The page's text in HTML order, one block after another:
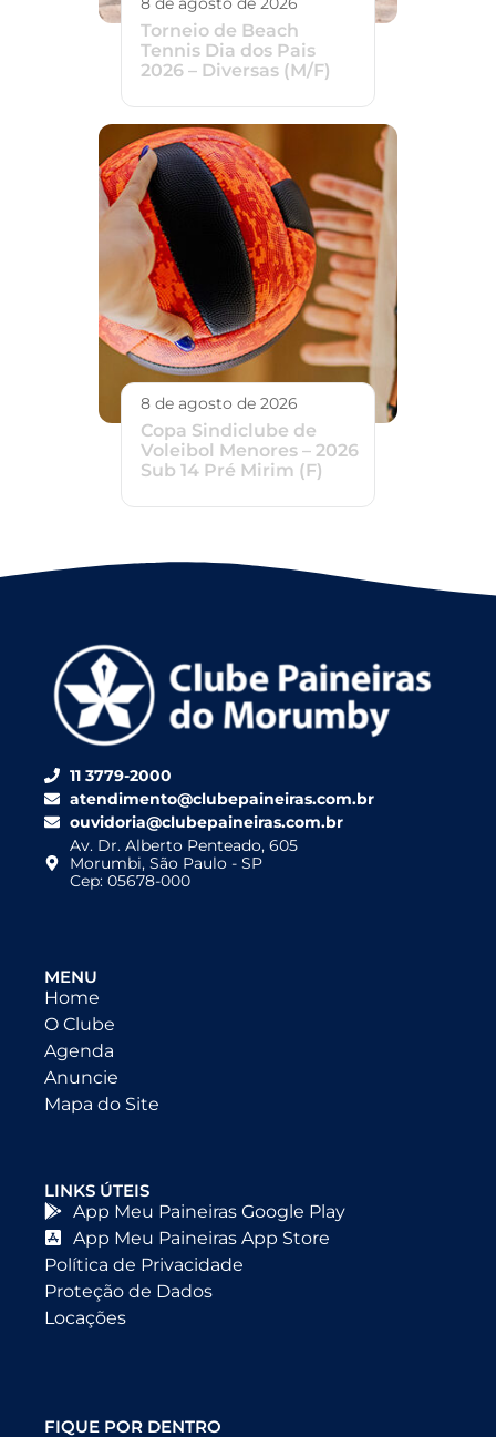
Torneio de Beach
Tennis Dia dos Pais
2026 – Diversas (M/F)
8 de agosto de 2026
Copa Sindiclube de
Voleibol Menores – 2026
Sub 14 Pré Mirim (F)
11 3779-2000
atendimento@clubepaineiras.com.br
ouvidoria@clubepaineiras.com.br
Av. Dr. Alberto Penteado, 605
Morumbi, São Paulo - SP
Cep: 05678-000
MENU
Home
O Clube
Agenda
Anuncie
Mapa do Site
LINKS ÚTEIS
App Meu Paineiras Google Play
App Meu Paineiras App Store
Política de Privacidade
Proteção de Dados
Locações
FIQUE POR DENTRO